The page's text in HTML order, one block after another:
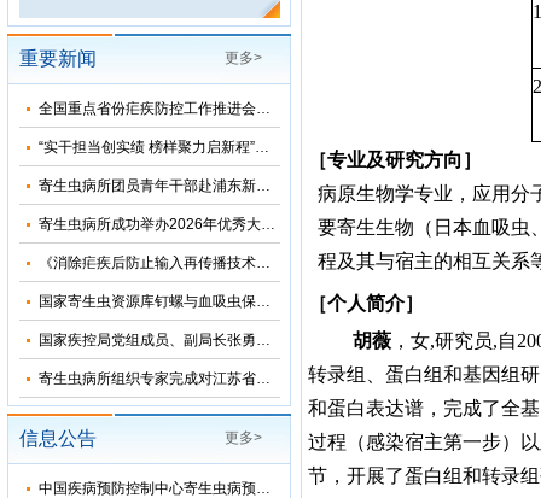
重要新闻 更多>
全国重点省份疟疾防控工作推进会在河南郑州召开
“实干担当创实绩 榜样聚力启新程”——寄生虫病所主题党日活动暨树立和践行正确政绩观学习教育专题党课
寄生虫病所团员青年干部赴浦东新区党风廉政教育基地参观学习
寄生虫病所成功举办2026年优秀大学生夏令营活动
《消除疟疾后防止输入再传播技术方案（修订版）》审定会在苏州顺利召开
国家寄生虫资源库钉螺与血吸虫保藏基地“十五五”发展规划暨五方共建工作研讨会在上海召开
国家疾控局党组成员、副局长张勇到寄生虫病所调研指导
寄生虫病所组织专家完成对江苏省和湖北省2026年疟疾再传播风险评估
信息公告 更多>
中国疾病预防控制中心寄生虫病预防控制所（国家热带病研究中心）2026年优秀大学生夏令营活动招收简章
［专业及研究方向］
病原生物学专业，应用分
要寄生生物（日本血吸虫
程及其与宿主的相互关系
［个人简介］
胡薇 ，女,研究员,自
转录组、蛋白组和基因组
和蛋白表达谱，完成了全
过程（感染宿主第一步）
节，开展了蛋白组和转录